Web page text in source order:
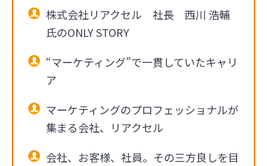
株式会社リアクセル 社長 西川 浩輔
氏のONLY STORY
“マーケティング”で一貫していたキャリ
ア
マーケティングのプロフェッショナルが
集まる会社、リアクセル
会社、お客様、社員。その三方良しを目